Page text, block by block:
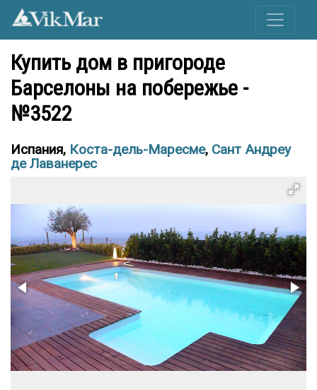
Купить дом в пригороде
Барселоны на побережье -
№3522
Испания, Коста-дель-Маресме, Сант Андреу
де Лаванерес